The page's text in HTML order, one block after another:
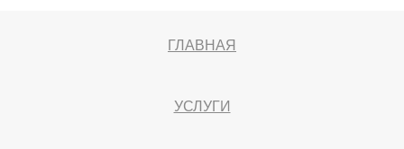
ГЛАВНАЯ
УСЛУГИ